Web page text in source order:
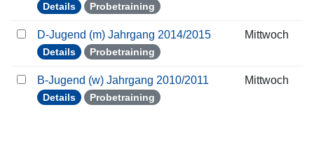
Details Probetraining
D-Jugend (m) Jahrgang 2014/2015
Details Probetraining
Mittwoch
B-Jugend (w) Jahrgang 2010/2011
Details Probetraining
Mittwoch